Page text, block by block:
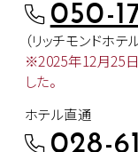
050-
（リッチモンドホ
※2025年12月25日
した。
ホテル直通
028-